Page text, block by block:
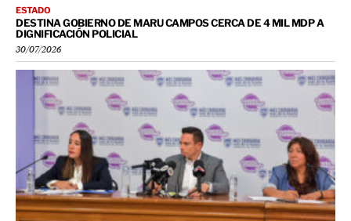
ESTADO
DESTINA GOBIERNO DE MARU CAMPOS CERCA DE 4 MIL MDP A
DIGNIFICACIÓN POLICIAL
30/07/2026